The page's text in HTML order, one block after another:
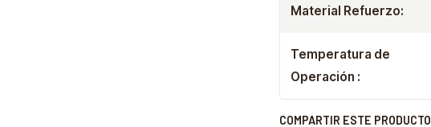
Material Refuerzo:
Temperatura de
Operación :
COMPARTIR ESTE PRODUCTO